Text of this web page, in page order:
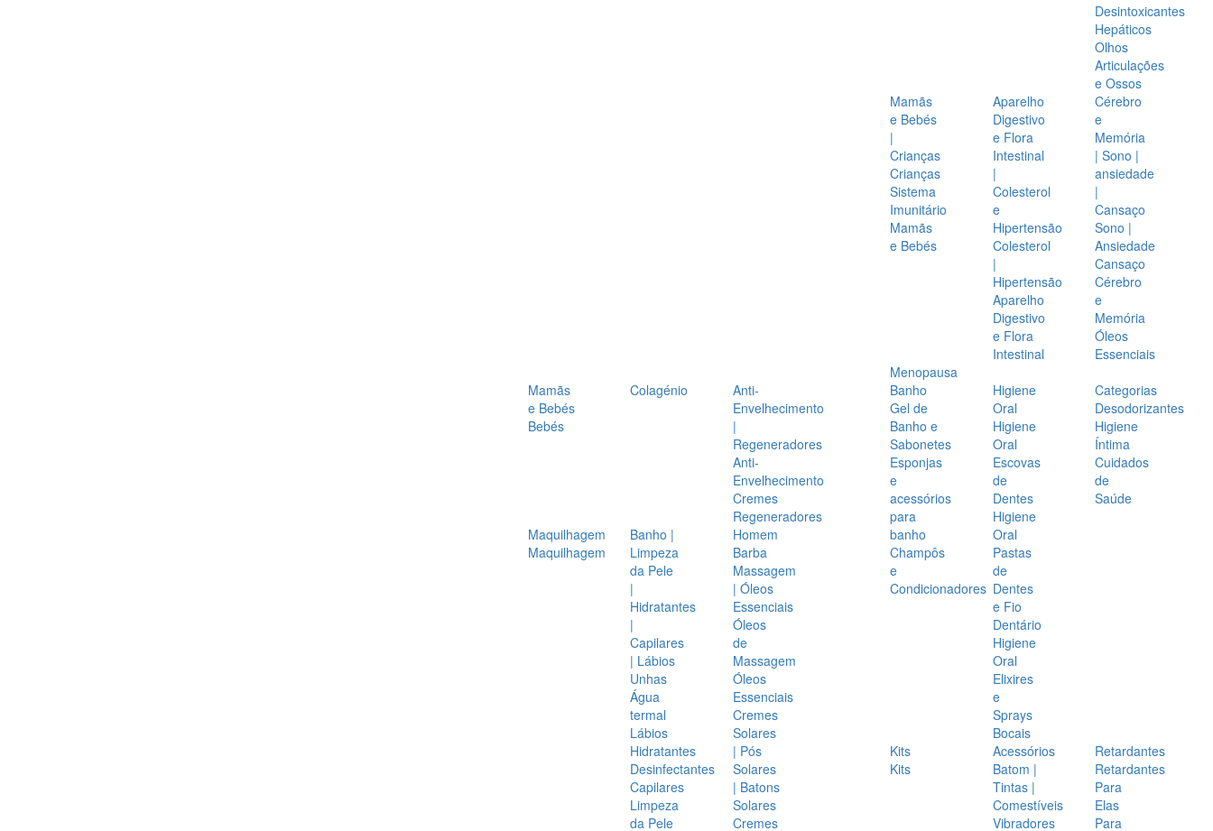
Desintoxicantes
Hepáticos
Olhos
Articulações
e Ossos
Mamãs
e Bebés
|
Crianças
Crianças
Sistema
Imunitário
Mamãs
e Bebés
Aparelho
Digestivo
e Flora
Intestinal
|
Colesterol
e
Hipertensão
Colesterol
|
Hipertensão
Aparelho
Digestivo
e Flora
Intestinal
Cérebro
e
Memória
| Sono |
ansiedade
|
Cansaço
Sono |
Ansiedade
Cansaço
Cérebro
e
Memória
Óleos
Essenciais
Menopausa
Mamãs
e Bebés
Bebés
Colagénio
Anti-
Envelhecimento
|
Regeneradores
Anti-
Envelhecimento
Cremes
Regeneradores
Maquilhagem
Maquilhagem
Banho |
Limpeza
da Pele
|
Hidratantes
|
Capilares
| Lábios
Unhas
Água
termal
Lábios
Hidratantes
Desinfectantes
Capilares
Limpeza
da Pele
Homem
Barba
Massagem
| Óleos
Essenciais
Óleos
de
Massagem
Óleos
Essenciais
Cremes
Solares
| Pós
Solares
| Batons
Solares
Cremes
Banho
Gel de
Banho e
Sabonetes
Esponjas
e
acessórios
para
banho
Champôs
e
Condicionadores
Higiene
Oral
Higiene
Oral
Escovas
de
Dentes
Higiene
Oral
Pastas
de
Dentes
e Fio
Dentário
Higiene
Oral
Elixires
e
Sprays
Bocais
Categorias
Desodorizantes
Higiene
Íntima
Cuidados
de
Saúde
Kits
Kits
Acessórios
Batom |
Tintas |
Comestíveis
Vibradores
Retardantes
Retardantes
Para
Elas
Para